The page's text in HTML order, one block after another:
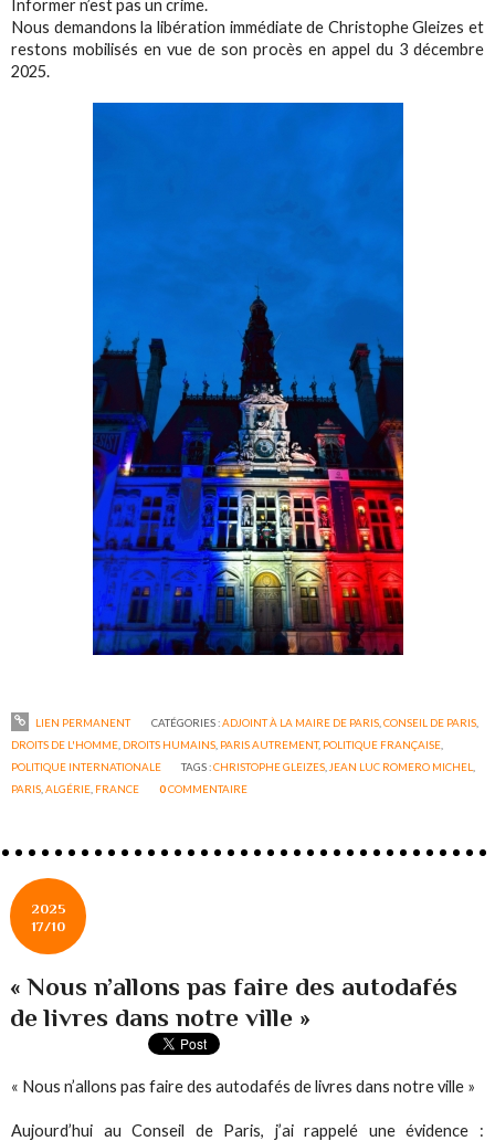
Informer n’est pas un crime.
Nous demandons la libération immédiate de Christophe Gleizes et
restons mobilisés en vue de son procès en appel du 3 décembre
2025.
LIEN PERMANENT CATÉGORIES :ADJOINT À LA MAIRE DE PARIS, CONSEIL DE PARIS,
DROITS DE L'HOMME DROITS HUMAINS PARIS AUTREMENT, POLITIQUE FRANÇAISE
POLITIQUE INTERNATIONALE
TAGS :CHRISTOPHE GLEIZES JEAN LUC ROMERO MICHEL
PARIS ,ALGÉRIE FRANCE 0COMMENTAIRE
2025
17/10
« Nous n’allons pas faire des autodafés
de livres dans notre ville »
« Nous n’allons pas faire des autodafés de livres dans notre ville »
Aujourd’hui au Conseil de Paris, j’ai rappelé une évidence :